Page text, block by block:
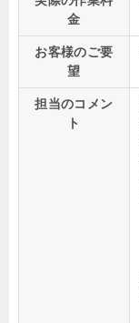
金
お客様のご要
望
担当のコメン
ト